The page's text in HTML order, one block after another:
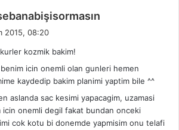
k
i
:
2015, 08:20
kozmik bakim!
benim icin onemli olan gunleri hemen
kaydedip bakim planimi yaptim bile ^^
aslanda sac kesimi yapacagim, uzamasi
icin onemli degil fakat bundan onceki
cok kotu bi donemde yapmisim onu telafi